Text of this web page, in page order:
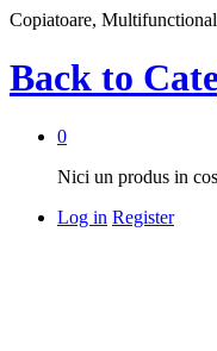
Copiatoare,
Back to
0
Nici un produs in
Log in Register